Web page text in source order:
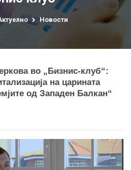
Новости
во „Бизнис-клуб“:
на царината
од Западен Балкан“